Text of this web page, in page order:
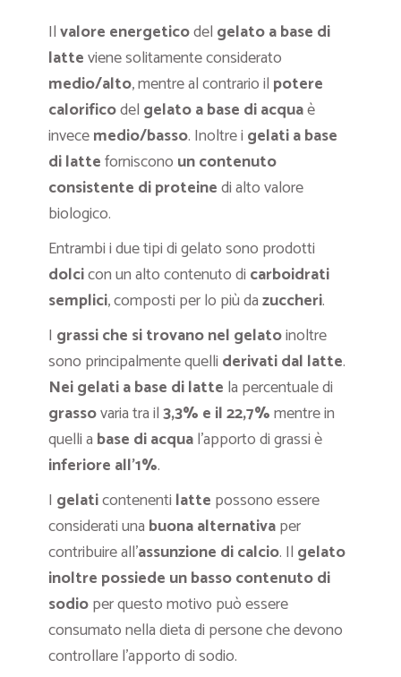
Ilvalore energeticodel gelato a base di
latteviene solitamente considerato
medio/alto, mentre al contrario il potere
calorificodel gelato a base di acquaè
invecemedio/basso. Inoltre i gelati a base
di latteforniscono un contenuto
consistente di proteinedi alto valore
biologico.
Entrambi i due tipi di gelato sono prodotti
dolcicon un alto contenuto di carboidrati
semplici, composti per lo più dazuccheri.
I grassi che si trovano nel gelatoinoltre
sono principalmente quelli derivati dal latte.
Nei gelati a base di latte la percentuale di
grassovaria tra il3,3% e il 22,7%mentre in
quelli a base di acqual’apporto di grassi è
inferiore all’1%.
I gelaticontenenti latte possono essere
considerati una buona alternativaper
contribuire all’assunzione di calcio. Il gelato
inoltre possiede un basso contenuto di
sodioper questo motivo può essere
consumato nella dieta di persone che devono
controllare l’apporto di sodio.